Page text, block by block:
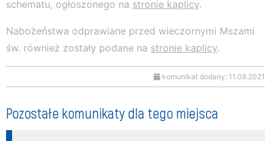
schematu, ogłoszonego na stronie kaplicy.
Nabożeństwa odprawiane przed wieczornymi Mszami
św. również zostały podane na stronie kaplicy.
komunikat dodany: 11.09.2021
Pozostałe komunikaty dla tego miejsca